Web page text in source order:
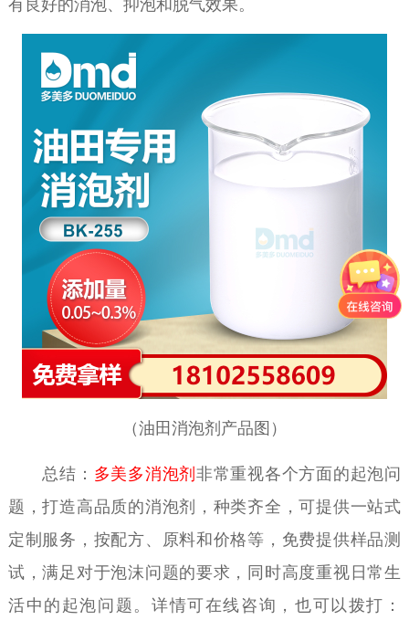
有良好的消泡、抑泡和脱气效果。
（油田消泡剂产品图）
总结： 多美多消泡剂 非常重视各个方面的起泡问
题，打造高品质的消泡剂，种类齐全，可提供一站式
定制服务，按配方、原料和价格等，免费提供样品测
试，满足对于泡沫问题的要求，同时高度重视日常生
活中的起泡问题。详情可在线咨询，也可以拨打：